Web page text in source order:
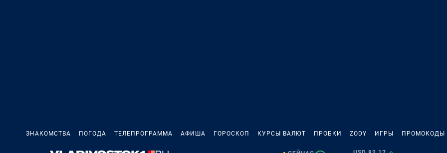
ЗНАКОМСТВА ПОГОДА ТЕЛЕПРОГРАММА АФИША ГОРОСКОП КУРСЫ ВАЛЮТ ПРОБКИ ZODY ИГРЫ ПРОМОКОДЫ